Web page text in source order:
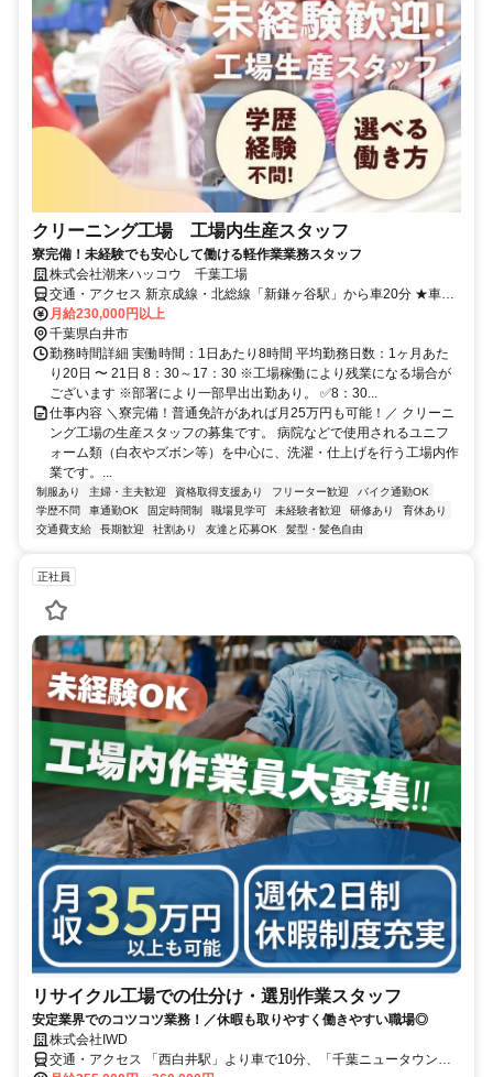
クリーニング工場 工場内生産スタッフ
寮完備！未経験でも安心して働ける軽作業業務スタッフ
株式会社潮来ハッコウ 千葉工場
交通・アクセス 新京成線・北総線「新鎌ヶ谷駅」から車20分 ★車・
バイク大歓迎♪
月給230,000円以上
千葉県白井市
勤務時間詳細 実働時間：1日あたり8時間 平均勤務日数：1ヶ月あた
り20日 〜 21日 8：30～17：30 ※工場稼働により残業になる場合が
ございます ※部署により一部早出出勤あり。 ✅8：30...
仕事内容 ＼寮完備！普通免許があれば月25万円も可能！／ クリーニ
ング工場の生産スタッフの募集です。 病院などで使用されるユニフ
ォーム類（白衣やズボン等）を中心に、洗濯・仕上げを行う工場内作
業です。...
制服あり 主婦・主夫歓迎 資格取得支援あり フリーター歓迎
バイク通勤OK
学歴不問
車通勤OK 固定時間制 職場見学可 未経験者歓迎 研修あり
育休あり
交通費支給
長期歓迎 社割あり 友達と応募OK 髪型・髪色自由
正社員
リサイクル工場での仕分け・選別作業スタッフ
安定業界でのコツコツ業務！／休暇も取りやすく働きやすい職場◎
株式会社IWD
交通・アクセス 「西白井駅」より車で10分、「千葉ニュータウン中